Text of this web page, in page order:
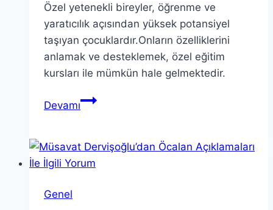
Özel yetenekli bireyler, öğrenme ve
yaratıcılık açısından yüksek potansiyel
taşıyan çocuklardır.Onların özelliklerini
anlamak ve desteklemek, özel eğitim
kursları ile mümkün hale gelmektedir.
DevamıÖzel
İçin
Eğitim
Genel